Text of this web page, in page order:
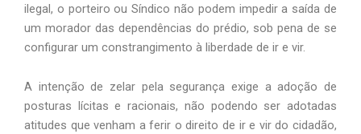
ilegal, o porteiro ou Síndico não podem impedir a saída de
um morador das dependências do prédio, sob pena de se
configurar um constrangimento à liberdade de ir e vir.
A intenção de zelar pela segurança exige a adoção de
posturas lícitas e racionais, não podendo ser adotadas
atitudes que venham a ferir o direito de ir e vir do cidadão,